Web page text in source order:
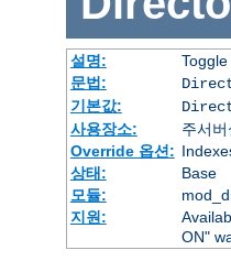
설명:
문법:
기본값:
사용장소:
주서
Override 옵션:
상태:
Base
모듈:
지원:
ON"